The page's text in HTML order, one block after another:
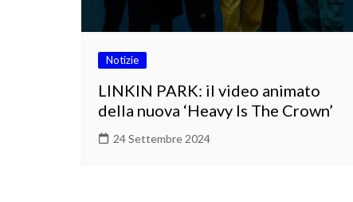
Notizie
LINKIN PARK: il video animato
della nuova ‘Heavy Is The Crown’
24 Settembre 2024